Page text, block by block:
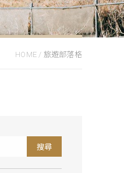
HOME / 旅遊部落格
搜尋